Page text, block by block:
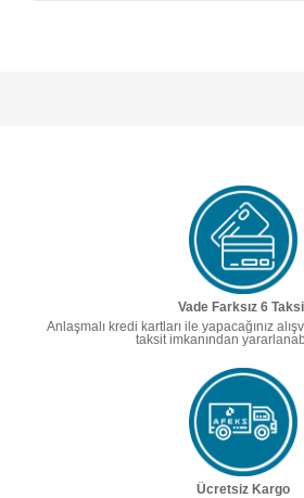
Vade Farksız 6
Anlaşmalı kredi kartları ile yapacağınız
taksit imkanından
Ücretsiz Kargo